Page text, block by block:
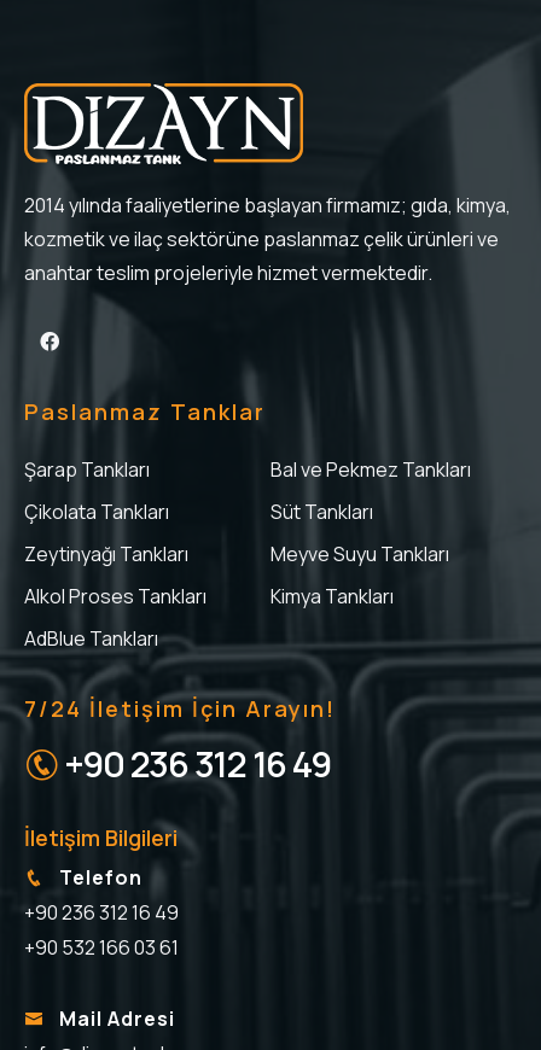
2014 yılında faaliyetlerine başlayan firmamız; gıda, kimya,
kozmetik ve ilaç sektörüne paslanmaz çelik ürünleri ve
anahtar teslim projeleriyle hizmet vermektedir.
Paslanmaz Tanklar
Şarap Tankları
Bal ve Pekmez Tankları
Çikolata Tankları
Süt Tankları
Zeytinyağı Tankları
Meyve Suyu Tankları
Alkol Proses Tankları
Kimya Tankları
AdBlue Tankları
7/24 İletişim İçin Arayın!
+90 236 312 16 49
İletişim Bilgileri
Telefon
+90 236 312 16 49
+90 532 166 03 61
Mail Adresi